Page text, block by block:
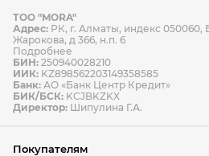
Способы оплаты Способы доставки
Условия возврата товара
ТОО "MORA"
Адрес: РК, г. Алматы, индекс 050060,
Жарокова, д 366, н.п. 6
Подробнее
БИН: 250940028210
ИИК: KZ898562203149358585
Банк: АО «Банк Центр Кредит»
БИК/БСК: KCJBKZKX
Директор: Шипулина Г.А.
Покупателям